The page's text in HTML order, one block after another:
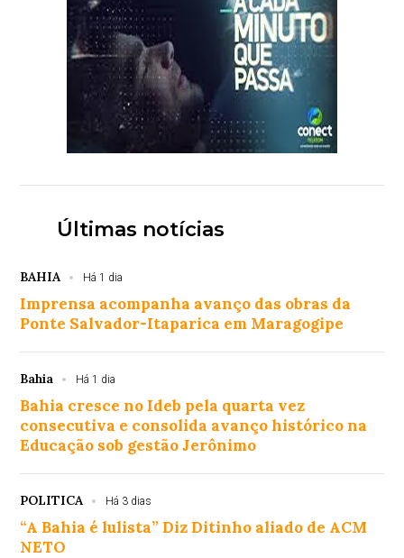
Últimas notícias
BAHIA Há 1 dia
Imprensa acompanha avanço das obras da
Ponte Salvador-Itaparica em Maragogipe
Bahia Há 1 dia
Bahia cresce no Ideb pela quarta vez
consecutiva e consolida avanço histórico na
Educação sob gestão Jerônimo
POLITICA Há 3 dias
“A Bahia é lulista” Diz Ditinho aliado de ACM
NETO